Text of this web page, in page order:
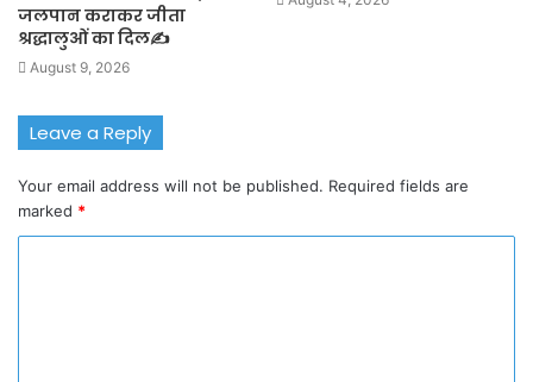
जलपान कराकर जीता
श्रद्धालुओं का दिल✍️
August 9, 2026
Leave a Reply
Your email address will not be published. Required fields are
marked *